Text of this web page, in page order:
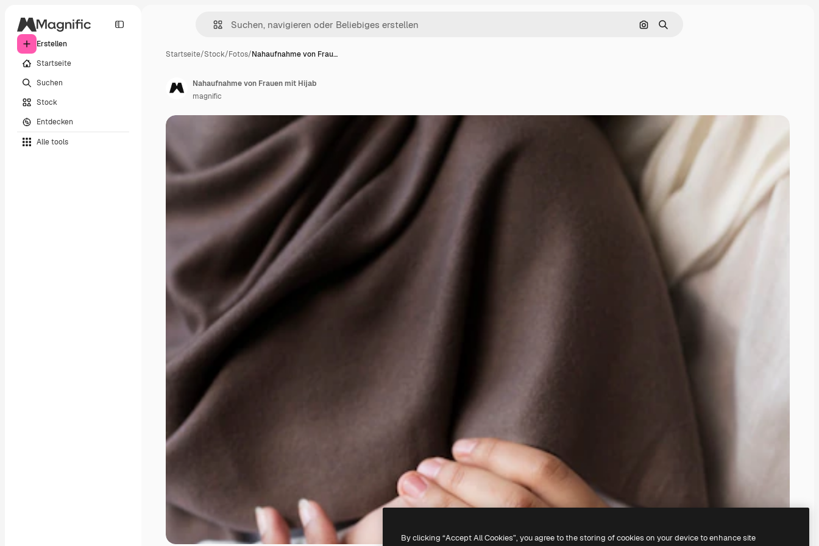
Erstellen
Startseite
Suchen
Stock
Entdecken
Alle tools
Nach Bild suchen
Suchen
Startseite/Stock/Fotos/Nahaufnahme von Frau…
Nahaufnahme von Frauen mit Hijab
magnific
By clicking “Accept All Cookies”, you agree to the storing of cookies on your device to enhance site